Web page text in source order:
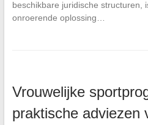
beschikbare juridische structuren,
onroerende oplossing…
Vrouwelijke
praktische adviezen